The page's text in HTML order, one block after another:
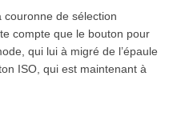
couronne de sélection
compte que le bouton pour
qui lui à migré de l’épaule
ISO, qui est maintenant à